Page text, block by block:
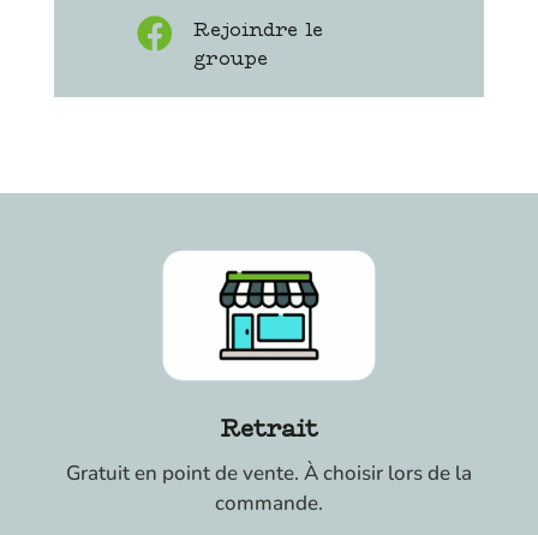

Rejoindre le
groupe
Retrait
Gratuit en point de vente. À choisir lors de la
commande.